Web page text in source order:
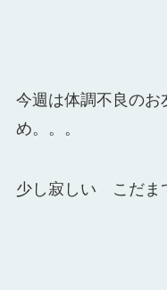
今週は体調不良のお
め。。。
少し寂しい こだま